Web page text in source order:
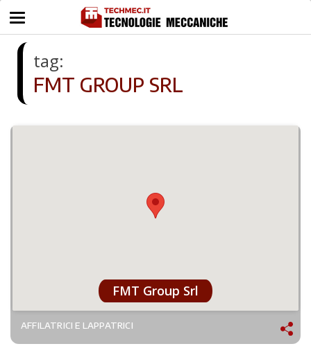
tag:
FMT GROUP SRL
FMT Group Srl
AFFILATRICI E LAPPATRICI